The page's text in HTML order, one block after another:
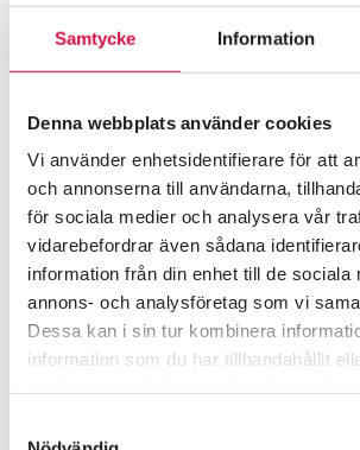
Samtycke Information
Denna webbplats använder cookies
Vi använder enhetsidentifierare för att
och annonserna till användarna,
för sociala medier och analysera vår
vidarebefordrar även sådana
information från din enhet till de sociala
annons- och analysföretag som vi
Dessa kan i sin tur kombinera
information som du har tillhandahållit
JAG ÄR ULLA WINBLAD
JAG ÄR ULLA WINBLAD
söndag 20 september 2026
15:00
FOLKOPERANS
Information om premiärer,
erbjudanden skickas
Integritetspolicy
PÅ SCEN KÖP BILJETTER
OM
KONTAKT